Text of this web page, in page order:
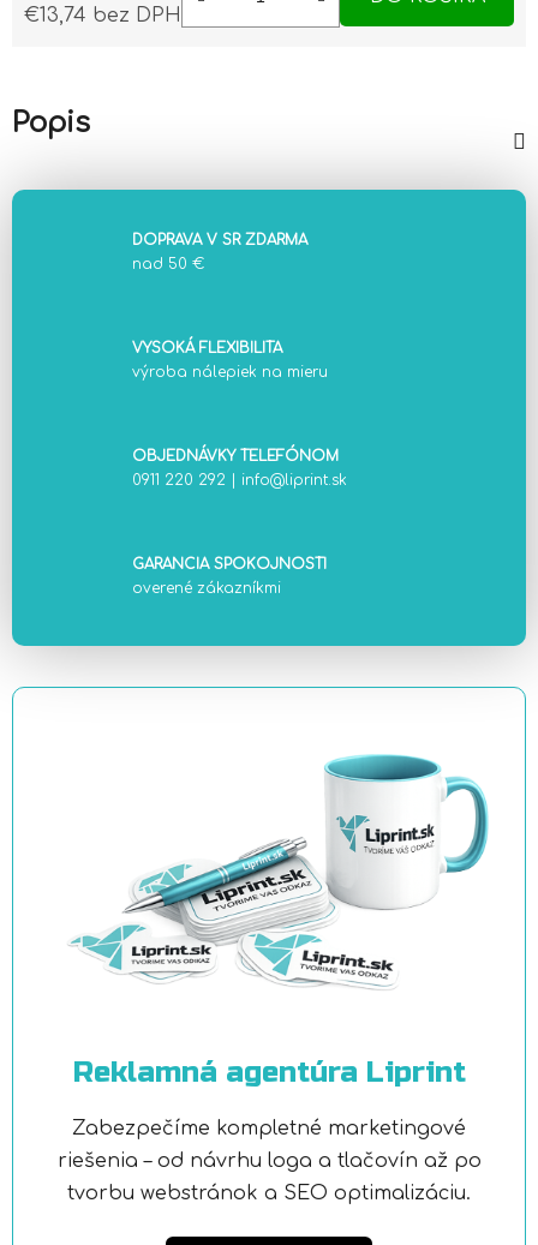
€13,74 bez DPH
Popis
DOPRAVA V SR ZDARMA
nad 50 €
VYSOKÁ FLEXIBILITA
výroba nálepiek na mieru
OBJEDNÁVKY TELEFÓNOM
0911 220 292
info@liprint.sk
GARANCIA SPOKOJNOSTI
overené zákazníkmi
Reklamná agentúra Liprint
Zabezpečíme kompletné marketingové
riešenia – od návrhu loga a tlačovín až po
tvorbu webstránok a SEO optimalizáciu.